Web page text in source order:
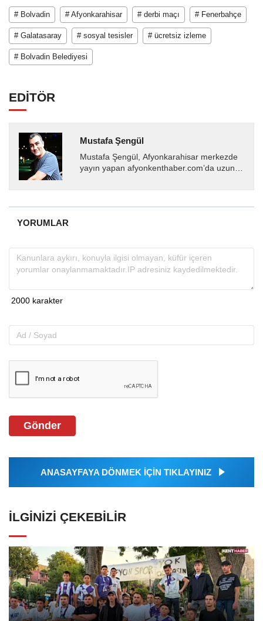
# Bolvadin # Afyonkarahisar # derbi maçı # Fenerbahçe
# Galatasaray # sosyal tesisler # ücretsiz izleme
# Bolvadin Belediyesi
EDİTÖR
Mustafa Şengül
Mustafa Şengül, Afyonkarahisar merkezde
yayın yapan afyonkenthaber.com’da uzun
almakta, haber akışı...
YORUMLAR
Gönder
ANASAYFAYA DÖNMEK İÇİN TIKLAYINIZ
İLGINIZI ÇEKEBILIR